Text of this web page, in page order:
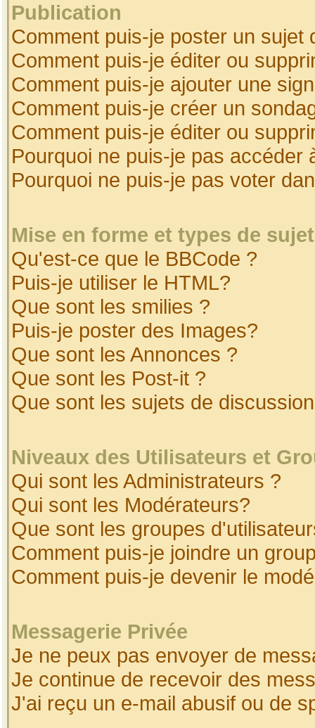
Publication
Comment puis-je poster un sujet
Comment puis-je éditer ou
Comment puis-je ajouter une
Comment puis-je créer un
Comment puis-je éditer ou
Pourquoi ne puis-je pas accéder
Pourquoi ne puis-je pas voter
Mise en forme et types de
Qu'est-ce que le BBCode ?
Puis-je utiliser le HTML?
Que sont les smilies ?
Puis-je poster des Images?
Que sont les Annonces ?
Que sont les Post-it ?
Que sont les sujets de
Niveaux des Utilisateurs et
Qui sont les Administrateurs ?
Qui sont les Modérateurs?
Que sont les groupes
Comment puis-je joindre un
Comment puis-je devenir le
Messagerie Privée
Je ne peux pas envoyer de
Je continue de recevoir des
J'ai reçu un e-mail abusif ou de